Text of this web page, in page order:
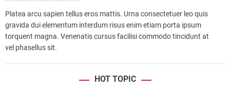
Platea arcu sapien tellus eros mattis. Urna consectetuer leo quis
gravida dui elementum interdum risus enim etiam porta ipsum
torquent magna. Venenatis cursus facilisi commodo tincidunt at
vel phasellus sit.
HOT TOPIC